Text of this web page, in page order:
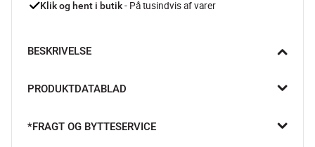
Klik og hent i butik - På tusindvis af varer
BESKRIVELSE
fine plakat fra A.P Atelier op omkring andre plakater, eller hæng
Stemningsfuld Perfekt gaveide
PRODUKTDATABLAD
*FRAGT OG BYTTESERVICE